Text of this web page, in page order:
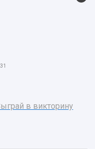
в викторину